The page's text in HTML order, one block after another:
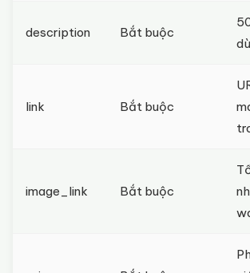
description Bắt buộc
link Bắt buộc
image_link Bắt buộc